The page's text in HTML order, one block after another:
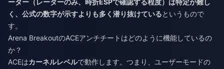
ーター（レーダーのみ、時折ESPで確認する程度）は特定が難し
く、公式の数字が示すよりも多く潜り抜けているというもので
す。
Arena BreakoutのACEアンチチートはどのように機能しているの
か？
ACEはカーネルレベルで動作します。つまり、ユーザーモードの